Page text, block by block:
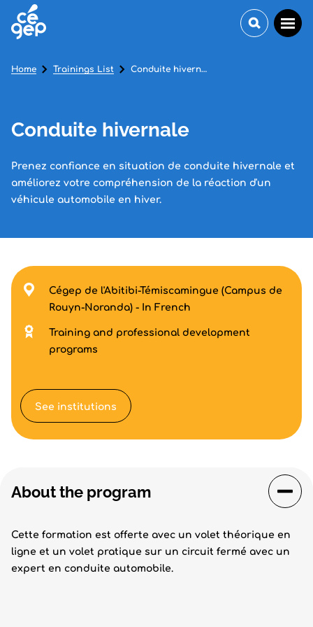
Conduite hivernale
Prenez confiance en situation de conduite hivernale et
améliorez votre compréhension de la réaction d'un
véhicule automobile en hiver.
Home Trainings List Conduite hivernale
About the program
Cette formation est offerte avec un volet théorique en
ligne et un volet pratique sur un circuit fermé avec un
expert en conduite automobile.
Cégep de l'Abitibi-Témiscamingue (Campus de
Rouyn-Noranda) - In French
Training and professional development
programs
See institutions